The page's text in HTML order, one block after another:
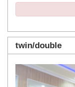
twin/double
Previous